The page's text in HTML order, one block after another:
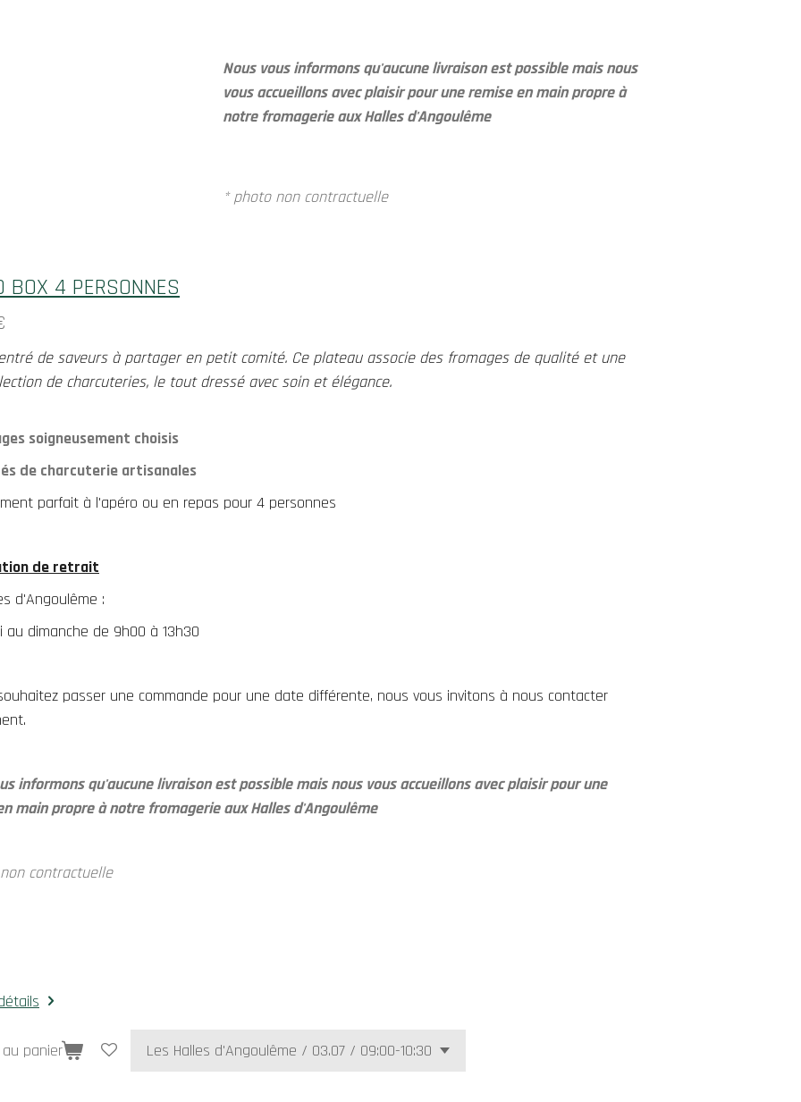
Nous vous informons qu'aucune livraison est possible mais nous
vous accueillons avec plaisir pour une remise en main propre à
notre fromagerie aux Halles d'Angoulême
* photo non contractuelle
BOX 4 PERSONNES
de saveurs à partager en petit comité. Ce plateau associe des fromages de qualité et une
de charcuteries, le tout dressé avec soin et élégance.
soigneusement choisis
de charcuterie artisanales
parfait à l'apéro ou en repas pour 4 personnes
de retrait
d'Angoulême :
au dimanche de 9h00 à 13h30
passer une commande pour une date différente, nous vous invitons à nous contacter
informons qu'aucune livraison est possible mais nous vous accueillons avec plaisir pour une
main propre à notre fromagerie aux Halles d'Angoulême
contractuelle
panier